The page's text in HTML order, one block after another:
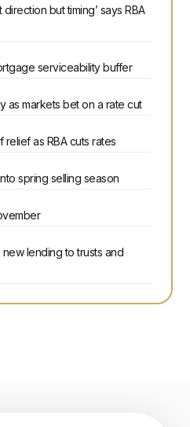
but timing’ says RBA
serviceability buffer
as markets bet on a rate cut
as RBA cuts rates
spring selling season
lending to trusts and